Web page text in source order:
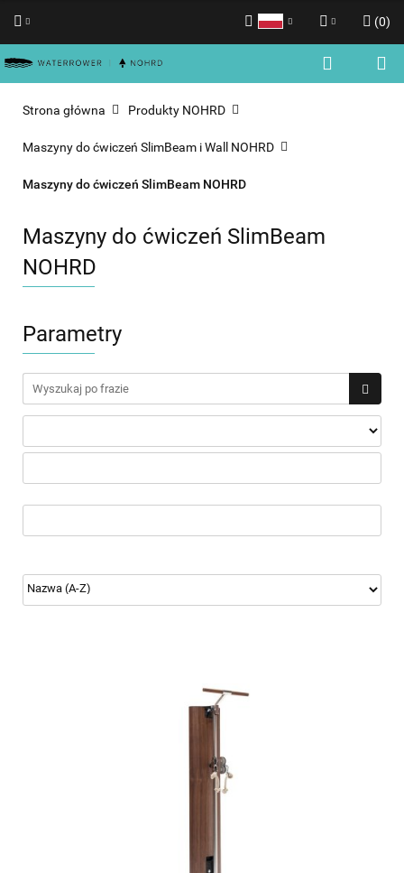
Zaloguj się
Zgody cookies
(0)
Strona główna Produkty NOHRD
Maszyny do ćwiczeń SlimBeam i Wall NOHRD
Maszyny do ćwiczeń SlimBeam NOHRD
Maszyny do ćwiczeń SlimBeam
NOHRD
Parametry